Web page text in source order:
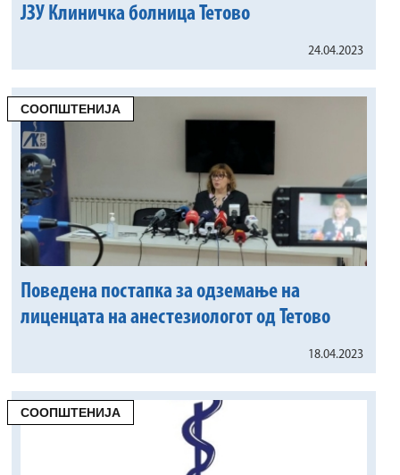
ЈЗУ Клиничка болница Тетово
24.04.2023
СООПШТЕНИЈА
Поведена постапка за одземање на
лиценцата на анестезиологот од Тетово
18.04.2023
СООПШТЕНИЈА